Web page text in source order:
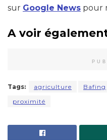
sur Google News pour
A voir
Tags: agriculture Bafing
proximité